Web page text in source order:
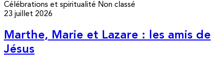
Célébrations et spiritualité Non classé
23 juillet 2026
Marthe, Marie et Lazare : les amis de
Jésus